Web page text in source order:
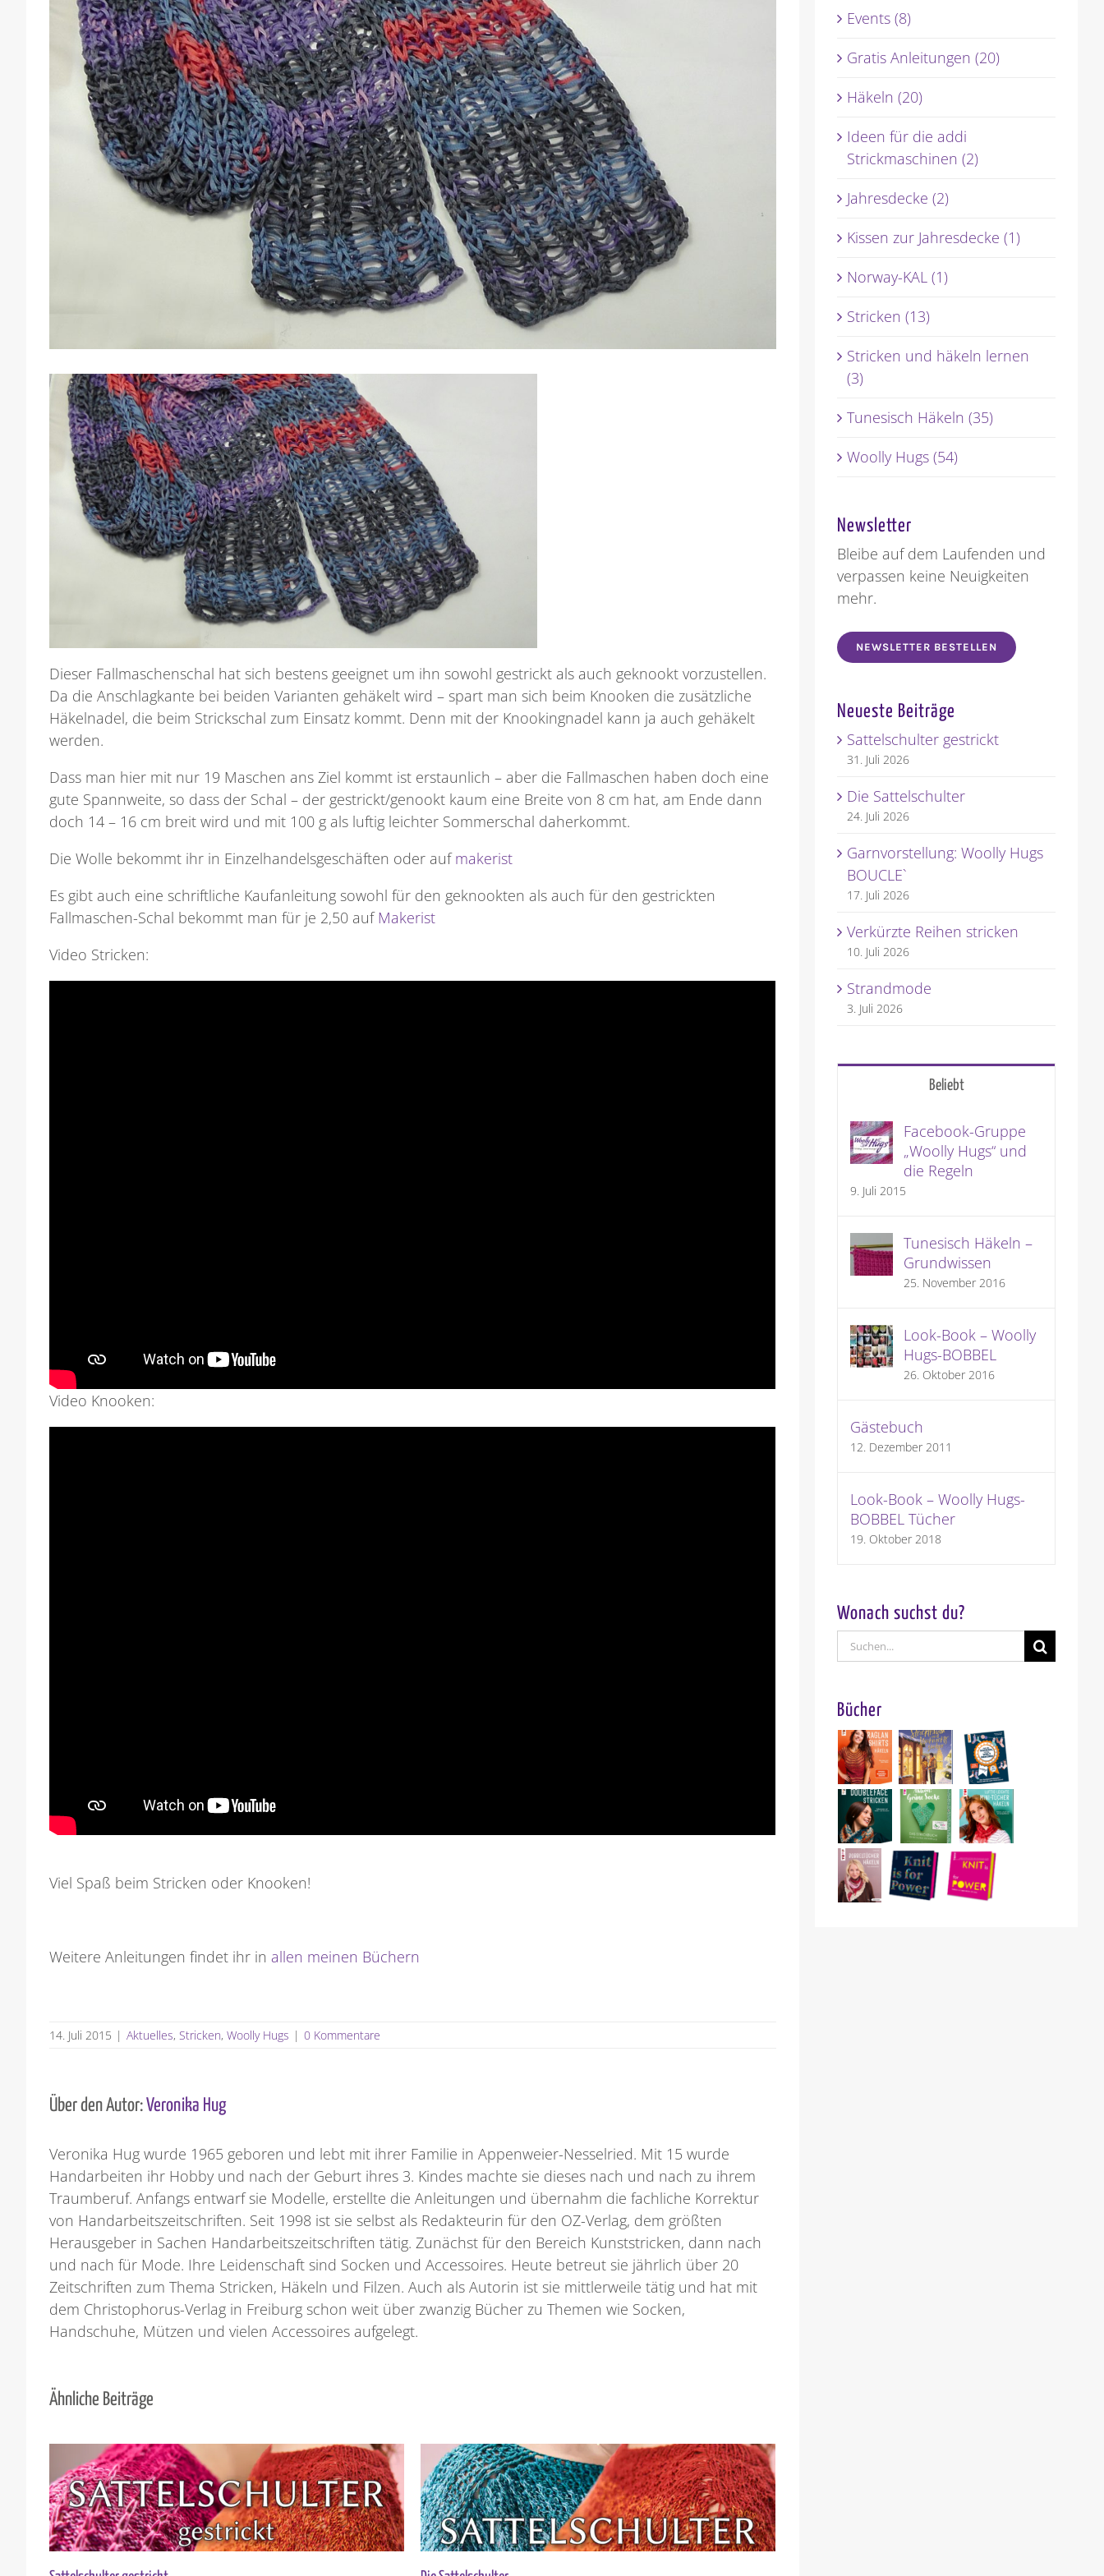
Dieser Fallmaschenschal hat sich bestens geeignet um ihn sowohl gestrickt als auch geknookt vorzustellen.
Da die Anschlagkante bei beiden Varianten gehäkelt wird – spart man sich beim Knooken die zusätzliche
Häkelnadel, die beim Strickschal zum Einsatz kommt. Denn mit der Knookingnadel kann ja auch gehäkelt
werden.
Dass man hier mit nur 19 Maschen ans Ziel kommt ist erstaunlich – aber die Fallmaschen haben doch eine
gute Spannweite, so dass der Schal – der gestrickt/genookt kaum eine Breite von 8 cm hat, am Ende dann
doch 14 – 16 cm breit wird und mit 100 g als luftig leichter Sommerschal daherkommt.
Die Wolle bekommt ihr in Einzelhandelsgeschäften oder aufmakerist
Es gibt auch eine schriftliche Kaufanleitung sowohl für den geknookten als auch für den gestrickten
Fallmaschen-Schal bekommt man für je 2,50 aufMakerist
Video Stricken:
Video Knooken:
Viel Spaß beim Stricken oder Knooken!
Weitere Anleitungen findet ihr inallen meinen Büchern
14. Juli 2015 | Aktuelles,Stricken,Woolly Hugs | 0 Kommentare
Über den Autor:Veronika Hug
Veronika Hug wurde 1965 geboren und lebt mit ihrer Familie in Appenweier-Nesselried. Mit 15 wurde
Handarbeiten ihr Hobby und nach der Geburt ihres 3. Kindes machte sie dieses nach und nach zu ihrem
Traumberuf. Anfangs entwarf sie Modelle, erstellte die Anleitungen und übernahm die fachliche Korrektur
von Handarbeitszeitschriften. Seit 1998 ist sie selbst als Redakteurin für den OZ-Verlag, dem größten
Herausgeber in Sachen Handarbeitszeitschriften tätig. Zunächst für den Bereich Kunststricken, dann nach
und nach für Mode. Ihre Leidenschaft sind Socken und Accessoires. Heute betreut sie jährlich über 20
Zeitschriften zum Thema Stricken, Häkeln und Filzen. Auch als Autorin ist sie mittlerweile tätig und hat mit
dem Christophorus-Verlag in Freiburg schon weit über zwanzig Bücher zu Themen wie Socken,
Handschuhe, Mützen und vielen Accessoires aufgelegt.
Ähnliche Beiträge
Events (8)
Gratis Anleitungen (20)
Häkeln (20)
Ideen für die addi
Strickmaschinen (2)
Jahresdecke (2)
Kissen zur Jahresdecke (1)
Norway-KAL (1)
Stricken (13)
Stricken und häkeln lernen
(3)
Tunesisch Häkeln (35)
Woolly Hugs (54)
Newsletter
Bleibe auf dem Laufenden und
verpassen keine Neuigkeiten
mehr.
NEWSLETTER BESTELLEN
Neueste Beiträge
Sattelschulter gestrickt
31. Juli 2026
Die Sattelschulter
24. Juli 2026
Garnvorstellung: Woolly Hugs
BOUCLE`
17. Juli 2026
Verkürzte Reihen stricken
10. Juli 2026
Strandmode
3. Juli 2026
Beliebt
Facebook-Gruppe
„Woolly Hugs“ und
die Regeln
9. Juli 2015
Tunesisch Häkeln –
Grundwissen
25. November 2016
Look-Book – Woolly
Hugs-BOBBEL
26. Oktober 2016
Gästebuch
12. Dezember 2011
Look-Book – Woolly Hugs-
BOBBEL Tücher
19. Oktober 2018
Wonach suchst du?
Suche
nach:
Bücher